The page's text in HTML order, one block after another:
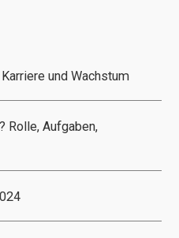
und Wachstum
Rolle, Aufgaben,